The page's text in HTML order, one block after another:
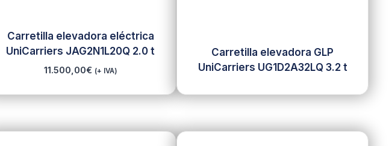
Carretilla elevadora eléctrica
UniCarriers JAG2N1L20Q 2.0 t
11.500,00€ (+ IVA)
Carretilla elevadora GLP
UniCarriers UG1D2A32LQ 3.2 t